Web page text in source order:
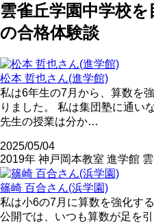
雲雀丘学園中学校
の合格体験談
松本 哲也さん(進学館)
私は6年生の7月から、算数を
りました。 私は集団塾に通い
先生の授業は分か…
2025/05/04
2019年 神戸岡本教室 進学館
篠崎 百合さん(浜学園)
私は小6の7月に算数を強化す
公開では、いつも算数が足を